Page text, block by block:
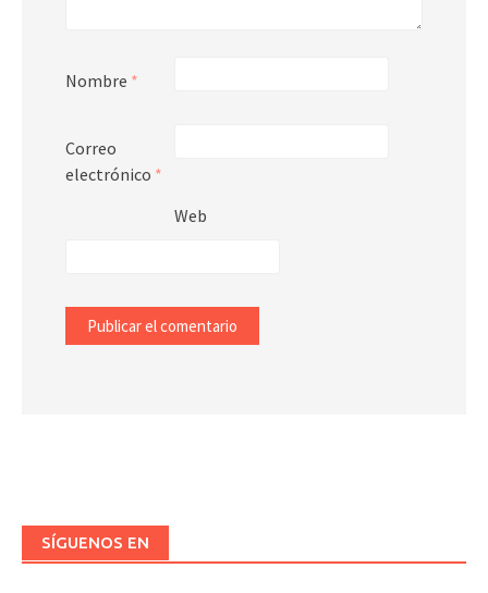
Nombre *
Correo
electrónico *
Web
SÍGUENOS EN